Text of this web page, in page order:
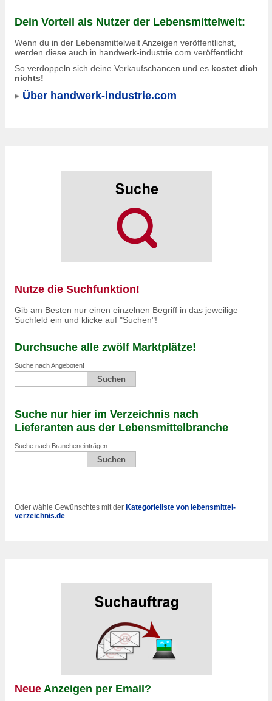
Dein Vorteil als Nutzer der Lebensmittelwelt:
Wenn du in der Lebensmittelwelt Anzeigen veröffentlichst,
werden diese auch in handwerk-industrie.com veröffentlicht.
So verdoppeln sich deine Verkaufschancen und es kostet dich
nichts!
Über handwerk-industrie.com
Nutze die Suchfunktion!
Gib am Besten nur einen einzelnen Begriff in das jeweilige
Suchfeld ein und klicke auf "Suchen"!
Durchsuche alle zwölf Marktplätze!
Suche nach Angeboten!
Suche nur hier im Verzeichnis nach
Lieferanten aus der Lebensmittelbranche
Suche nach Brancheneinträgen
Oder wähle Gewünschtes mit der Kategorieliste von lebensmittel-
verzeichnis.de
Neue Anzeigen per Email?